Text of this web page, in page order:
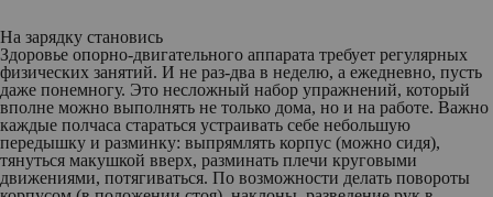
На зарядку становись
Здоровье опорно-двигательного аппарата требует регулярных
физических занятий. И не раз-два в неделю, а ежедневно, пусть
даже понемногу. Это несложный набор упражнений, который
вполне можно выполнять не только дома, но и на работе. Важно
каждые полчаса стараться устраивать себе небольшую
передышку и разминку: выпрямлять корпус (можно сидя),
тянуться макушкой вверх, разминать плечи круговыми
движениями, потягиваться. По возможности делать повороты